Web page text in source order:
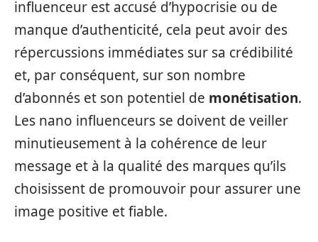
influenceur est accusé d’hypocrisie ou de
manque d’authenticité, cela peut avoir des
répercussions immédiates sur sa crédibilité
et, par conséquent, sur son nombre
d’abonnés et son potentiel de monétisation.
Les nano influenceurs se doivent de veiller
minutieusement à la cohérence de leur
message et à la qualité des marques qu’ils
choisissent de promouvoir pour assurer une
image positive et fiable.